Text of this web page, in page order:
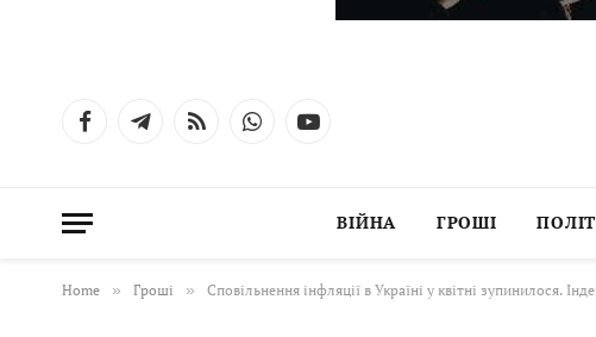
FacebookTelegramRSS WhatsAppYouTube
ВІЙНА ГРОШІ
Home » Гроші » Сповільнення інфляції в Україні у квітні зупинилося.